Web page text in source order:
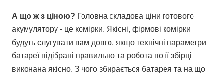
А що ж з ціною? Головна складова ціни готового
акумулятору - це комірки. Якісні, фірмові комірки
будуть слугувати вам довго, якщо технічні параметри
батареї підібрані правильно та робота по її збірці
виконана якісно. З чого збирається батарея та на що